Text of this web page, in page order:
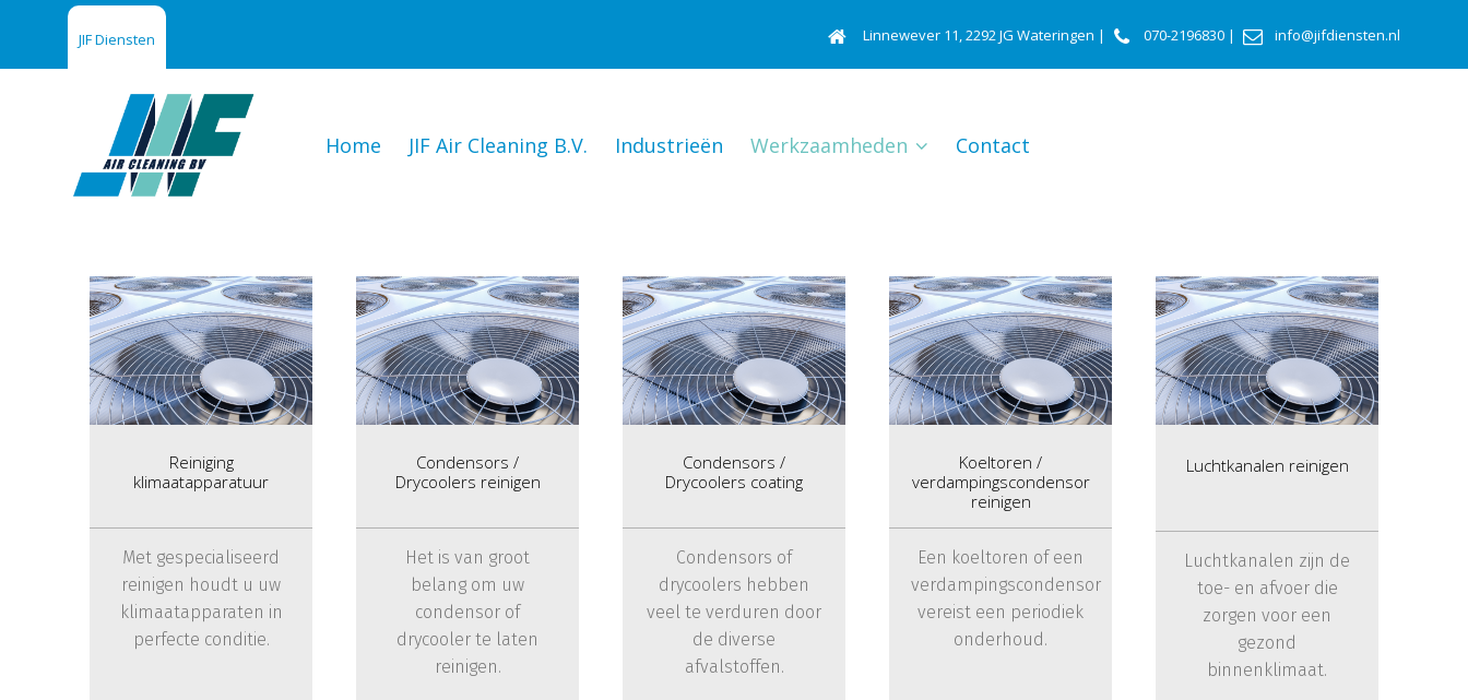
JIF Diensten Linnewever 11, 2292 JG Wateringen | 070-2196830 | info@jifdiensten.nl
Home JIF Air Cleaning B.V. Industrieën Werkzaamheden Contact
Reiniging
klimaatapparatuur
Met gespecialiseerd
reinigen houdt u uw
klimaatapparaten in
perfecte conditie.
Condensors /
Drycoolers reinigen
Het is van groot
belang om uw
condensor of
drycooler te laten
reinigen.
Condensors /
Drycoolers coating
Condensors of
drycoolers hebben
veel te verduren door
de diverse
afvalstoffen.
Koeltoren /
verdampingscondensor
reinigen
Een koeltoren of een
verdampingscondensor
vereist een periodiek
onderhoud.
Luchtkanalen reinigen
Luchtkanalen zijn de
toe- en afvoer die
zorgen voor een
gezond
binnenklimaat.